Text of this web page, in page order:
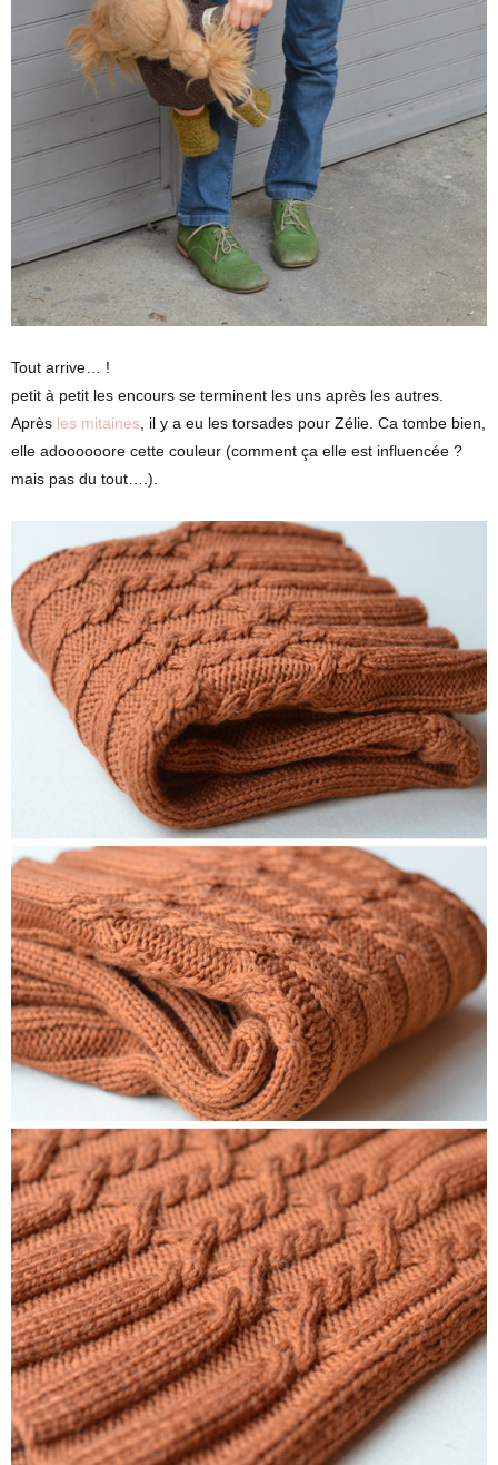
Tout arrive… !
petit à petit les encours se terminent les uns après les autres.
Après les mitaines, il y a eu les torsades pour Zélie. Ca tombe bien,
elle adoooooore cette couleur (comment ça elle est influencée ?
mais pas du tout….).